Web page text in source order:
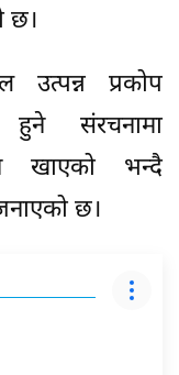
छ।
प्रकोप
हुने संरचनामा
खाएको भन्दै
छ।